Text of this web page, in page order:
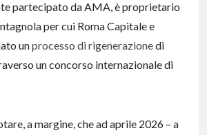
partecipato da AMA, è proprietario
per cui Roma Capitale e
unprocesso di rigenerazionedi
un concorso internazionale di
a margine, che ad aprile 2026 – a